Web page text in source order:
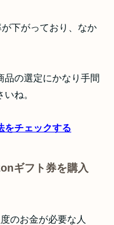
下がっており、なか
品の選定にかなり手間
ね。
をチェックする
ギフト券を購入
のお金が必要な人